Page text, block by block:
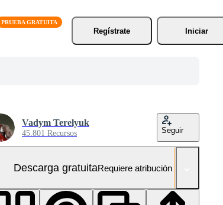
Regístrate
Iniciar
Vadym Terelyuk
45.801 Recursos Seguir
Descarga gratuitaRequiere atribución